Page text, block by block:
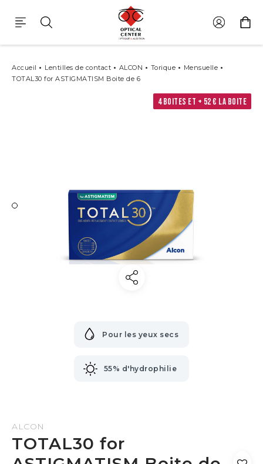
Lentilles De Contact Alcon total30 For Astigmatism Boite De 6
Accueil Lentilles de contact ALCON Torique
Mensuelle
TOTAL30 for ASTIGMATISM Boite de 6
4 BOITES ET + 52 € LA BOITE
Pour les yeux secs
55% d'hydrophilie
ALCON
TOTAL30 for